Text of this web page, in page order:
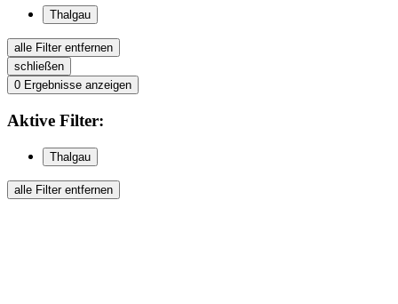
Thalgau
alle Filter entfernen
schließen
0 Ergebnisse anzeigen
Aktive Filter:
Thalgau
alle Filter entfernen